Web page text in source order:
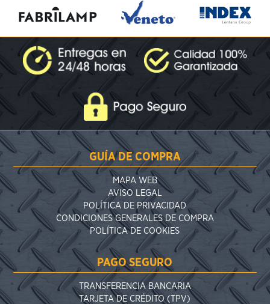
GUÍA DE COMPRA
MAPA WEB
AVISO LEGAL
POLÍTICA DE PRIVACIDAD
CONDICIONES GENERALES DE COMPRA
POLÍTICA DE COOKIES
PAGO SEGURO
TRANSFERENCIA BANCARIA
TARJETA DE CRÉDITO (TPV)